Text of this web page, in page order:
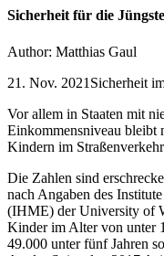
Sicherheit für die
Author: Matthias Gaul
21. Nov. 2021 Sicherheit
Vor allem in Staaten mit
Einkommensniveau bleibt
Kindern im
Die Zahlen sind
nach Angaben des
(IHME) der University of
Kinder im Alter von unter
49.000 unter fünf Jahren